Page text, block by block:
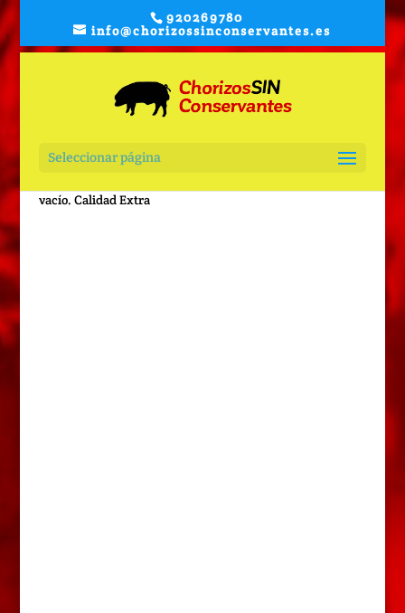
920269780
info@chorizossinconservantes.es
Seleccionar página
vacío. Calidad Extra